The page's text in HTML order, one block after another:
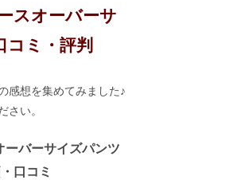
スオーバーサ
コミ・評判
感想を集めてみました♪
さい。
ーバーサイズパンツ
口コミ